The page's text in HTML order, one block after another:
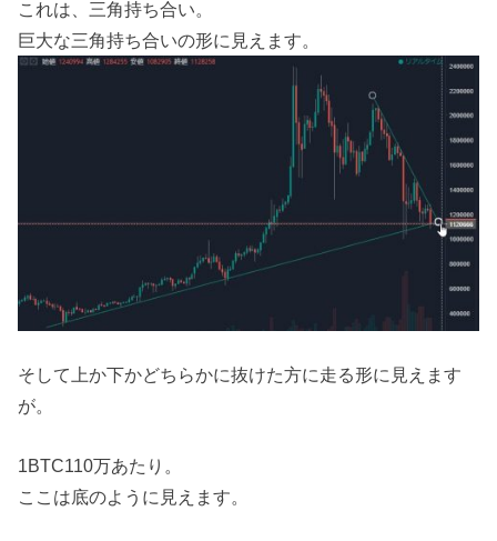
これは、三角持ち合い。
巨大な三角持ち合いの形に見えます。
そして上か下かどちらかに抜けた方に走る形に見えます
が。
1BTC110万あたり。
ここは底のように見えます。